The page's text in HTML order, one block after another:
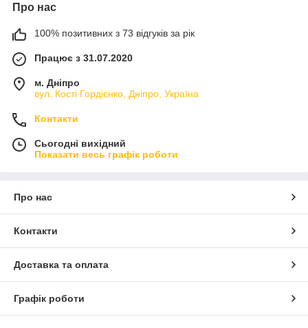
Про нас
100% позитивних з 73 відгуків за рік
Працює з 31.07.2020
м. Дніпро
вул. Кості Гордієнко, Дніпро, Україна
Контакти
Сьогодні вихідний
Показати весь графік роботи
Про нас
Контакти
Доставка та оплата
Графік роботи